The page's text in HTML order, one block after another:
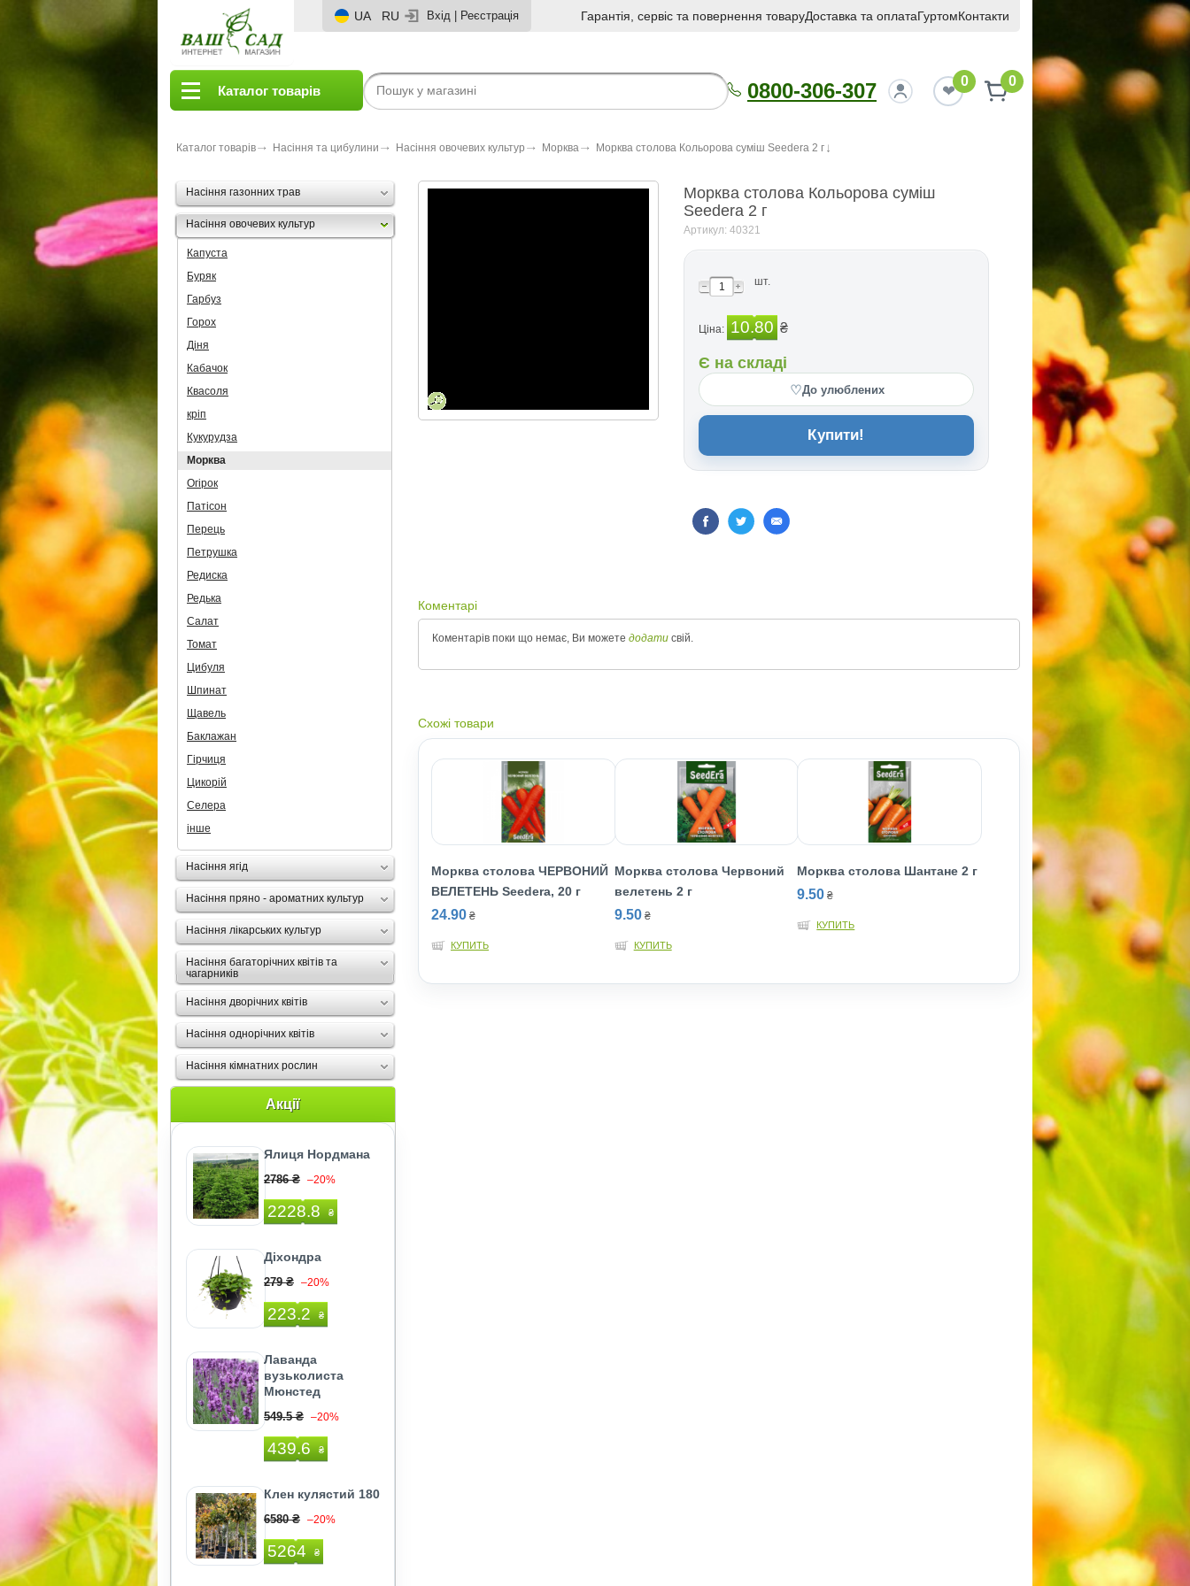
UA RU Вхід Реєстрація Гарантія, сервіс та повернення товаруДоставка та оплатаГуртомКонтакти
Каталог товарів 0800-306-307 0 0
Каталог товарів Насіння та цибулини Насіння овочевих культур Морква Морква столова Кольорова суміш Seedera 2 г
Насіння газонних трав
Насіння овочевих культур
Капуста
Буряк
Гарбуз
Горох
Діня
Кабачок
Квасоля
кріп
Кукурудза
Морква
Огірок
Патісон
Перець
Петрушка
Редиска
Редька
Салат
Томат
Цибуля
Шпинат
Щавель
Баклажан
Гірчиця
Цикорій
Селера
інше
Насіння ягід
Насіння пряно - ароматних культур
Насіння лікарських культур
Насіння багаторічних квітів та
чагарників
Насіння дворічних квітів
Насіння однорічних квітів
Насіння кімнатних рослин
Акції
Ялиця Нордмана
2786 ₴ –20%
2228.8 ₴
Діхондра
279 ₴ –20%
223.2 ₴
Лаванда
вузьколиста
Мюнстед
549.5 ₴ –20%
439.6 ₴
Клен кулястий 180
6580 ₴ –20%
5264 ₴
Морква столова Кольорова суміш
Seedera 2 г
Артикул: 40321
шт.
Ціна: 10.80 ₴
Є на складі
♡До улюблених
Купити!
Коментарі
Коментарів поки що немає, Ви можете додати свій.
Схожі товари
Морква столова ЧЕРВОНИЙ
ВЕЛЕТЕНЬ Seedera, 20 г
24.90 ₴
КУПИТЬ
Морква столова Червоний
велетень 2 г
9.50 ₴
КУПИТЬ
Морква столова Шантане 2 г
9.50 ₴
КУПИТЬ